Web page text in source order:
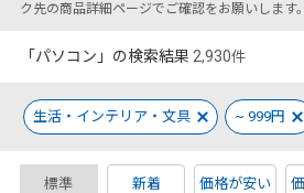
ク先の商品詳細ページでご確認をお願いします。
「パソコン」の検索結果 2,930件
生活・インテリア・文具 ~ 999円
標準 新着 価格が安い